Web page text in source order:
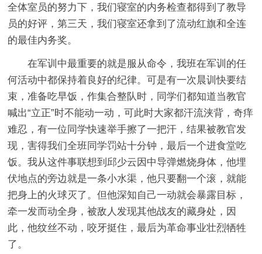
全体室员的努力下，我们寝室的内务检查都得到了教导
员的好评，第三天，我们寝室还拿到了流动红旗和全连
的最佳内务奖。
在军训中最重要的就是服从命令，我班在军训的任
何活动中都保持着良好的纪律。可是有一次晨训快要结
束，准备吃早饭，作集合整队时，同学们都知道当教官
喊出“立正”时不能动一动，可此时大家都汗流浃背，奇痒
难忍，有一位同学快速举手擦了一把汗，结果被教官发
现，害得我们全班同学罚站十分钟，最后一个进食堂吃
饭。我从这件事联想到邱少云因中导弹燃烧身体，他埋
伏地点的旁边就是一条小水渠，他只要翻一个滚，就能
把身上的火球灭了。但他深知自己一动就会暴露目标，
牵一发而动全身，被敌人发现其他战友的藏身处，因
此，他纹丝不动，咬牙挺住，最后为革命事业壮烈牺牲
了。